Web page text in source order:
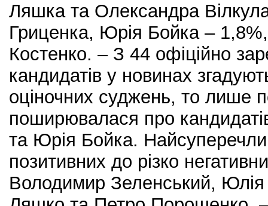
Ляшка та Олександра
Гриценка, Юрія Бойка –
Костенко. – З 44 офіційно
кандидатів у новинах
оціночних суджень, то лише
поширювалася про
та Юрія Бойка.
позитивних до різко
Володимир Зеленський,